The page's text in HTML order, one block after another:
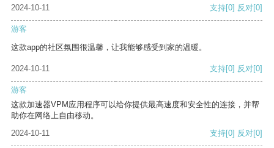
2024-10-11
支持[0] 反对[0]
游客
这款app的社区氛围很温馨，让我能够感受到家的温暖。
2024-10-11 支持[0] 反对[0]
游客
这款加速器VPM应用程序可以给你提供最高速度和安全性的连接，并帮
助你在网络上自由移动。
2024-10-11
支持[0] 反对[0]